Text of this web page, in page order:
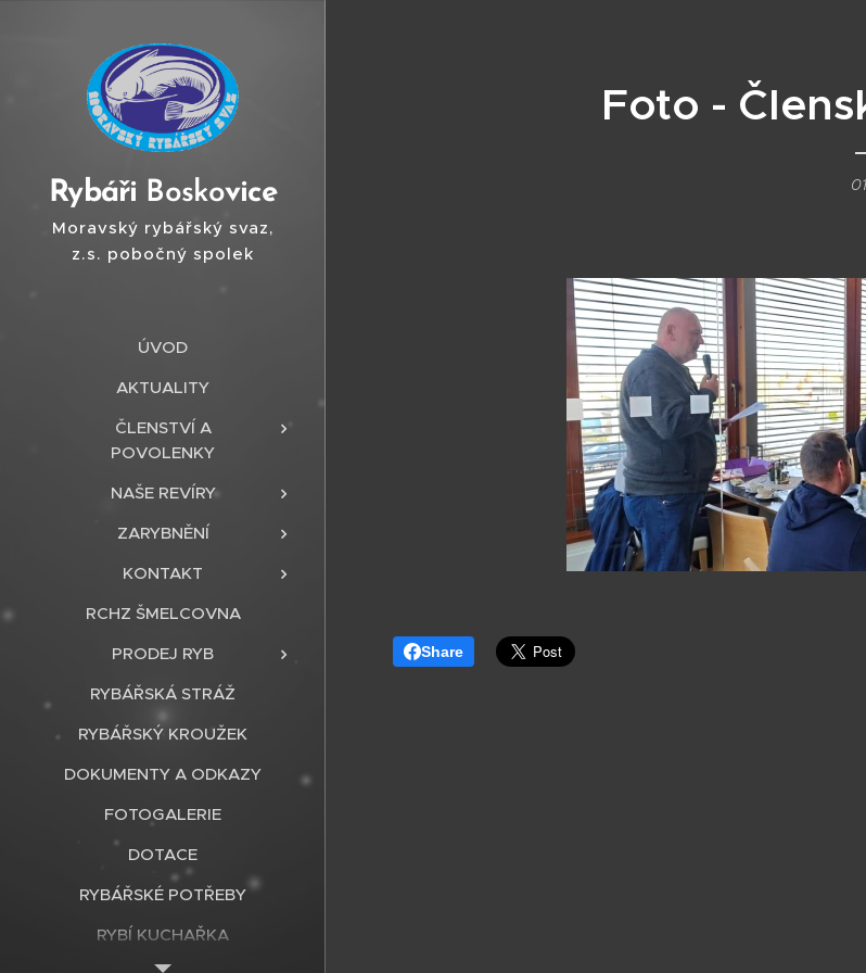
Rybáři Boskovice
Moravský rybářský svaz,
z.s. pobočný spolek
ÚVOD
AKTUALITY
ČLENSTVÍ A
POVOLENKY
NAŠE REVÍRY
ZARYBNĚNÍ
KONTAKT
RCHZ ŠMELCOVNA
PRODEJ RYB
RYBÁŘSKÁ STRÁŽ
RYBÁŘSKÝ KROUŽEK
DOKUMENTY A ODKAZY
FOTOGALERIE
DOTACE
RYBÁŘSKÉ POTŘEBY
RYBÍ KUCHAŘKA
Foto -
Share